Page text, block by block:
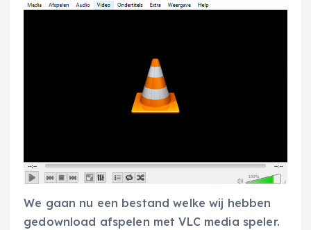
We gaan nu een bestand welke wij hebben
gedownload afspelen met VLC media speler.